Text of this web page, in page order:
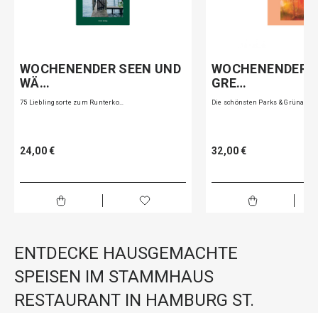
WOCHENENDER SEEN UND
WÄ…
75 Lieblingsorte zum Runterko…
24,00 €
WOCHENENDER
GRE…
Die schönsten Parks & Grünanl…
32,00 €
ENTDECKE HAUSGEMACHTE
SPEISEN IM STAMMHAUS
RESTAURANT IN HAMBURG ST.